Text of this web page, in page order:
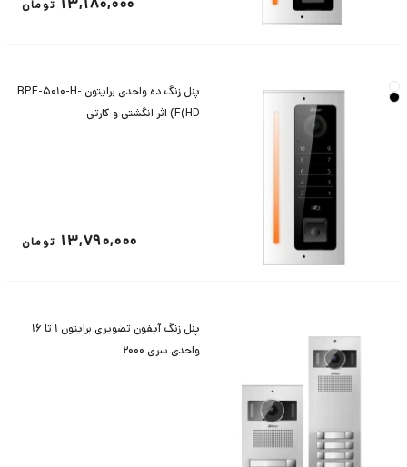
13,180,000 تومان
پنل زنگ ده واحدی برایتون BPF-5010-H-
F(HD) اثر انگشتی و کارتی
13,790,000 تومان
پنل زنگ آیفون تصویری برایتون 1 تا 16
واحدی سری 2000